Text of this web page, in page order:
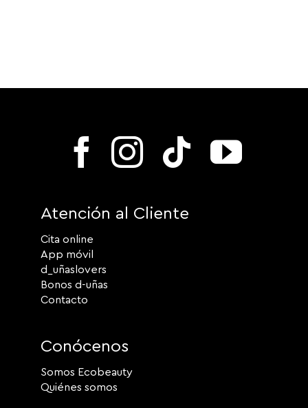
Atención al Cliente
Cita online
App móvil
d_uñaslovers
Bonos d-uñas
Contacto
Conócenos
Somos Ecobeauty
Quiénes somos